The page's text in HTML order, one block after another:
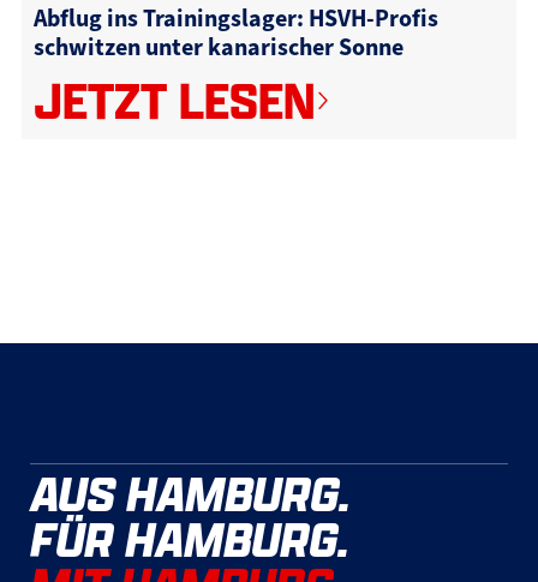
Abflug ins Trainingslager: HSVH-Profis
schwitzen unter kanarischer Sonne
JETZT LESEN
AUS HAMBURG.
FÜR HAMBURG.